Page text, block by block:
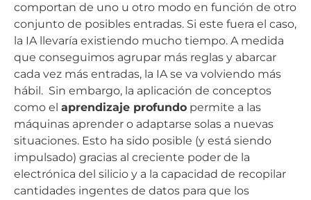
comportan de uno u otro modo en función de otro
conjunto de posibles entradas. Si este fuera el caso,
la IA llevaría existiendo mucho tiempo. A medida
que conseguimos agrupar más reglas y abarcar
cada vez más entradas, la IA se va volviendo más
hábil. Sin embargo, la aplicación de conceptos
como el aprendizaje profundo permite a las
máquinas aprender o adaptarse solas a nuevas
situaciones. Esto ha sido posible (y está siendo
impulsado) gracias al creciente poder de la
electrónica del silicio y a la capacidad de recopilar
cantidades ingentes de datos para que los